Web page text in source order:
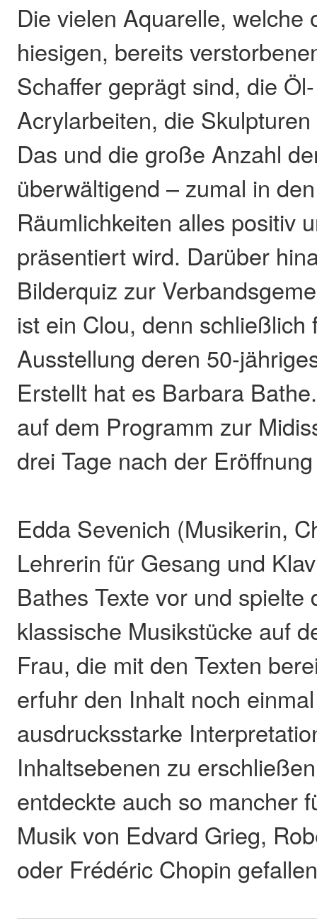
Die vielen Aquarelle, welche
hiesigen, bereits
Schaffer geprägt sind, die
Acrylarbeiten, die
Das und die große Anzahl
überwältigend – zumal in
Räumlichkeiten alles positiv
präsentiert wird. Darüber
Bilderquiz zur
ist ein Clou, denn schließlich
Ausstellung deren 50-
Erstellt hat es Barbara
auf dem Programm zur
drei Tage nach der
Edda Sevenich (Musikerin,
Lehrerin für Gesang und
Bathes Texte vor und spielte
klassische Musikstücke auf
Frau, die mit den Texten
erfuhr den Inhalt noch
ausdrucksstarke
Inhaltsebenen zu
entdeckte auch so mancher
Musik von Edvard Grieg,
oder Frédéric Chopin